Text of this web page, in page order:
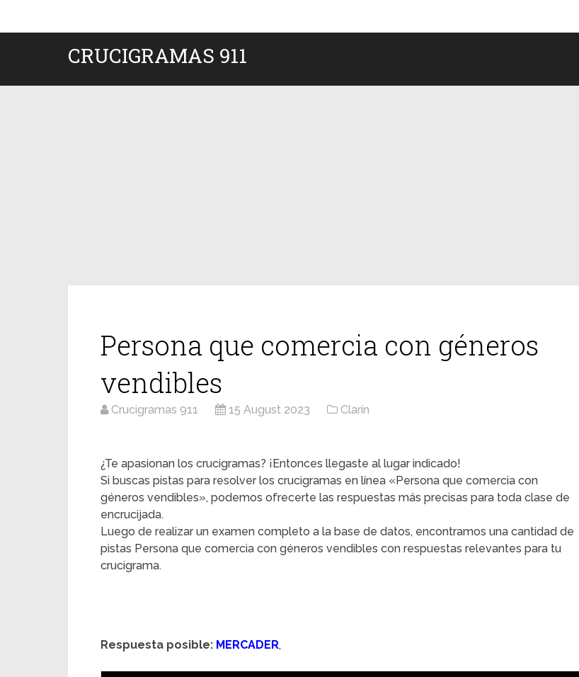
CRUCIGRAMAS 911
Persona que comercia con géneros
vendibles
Crucigramas 911 15 August 2023 Clarín
¿Te apasionan los crucigramas? ¡Entonces llegaste al lugar indicado!
Si buscas pistas para resolver los crucigramas en línea «Persona que comercia con
géneros vendibles», podemos ofrecerte las respuestas más precisas para toda clase de
encrucijada.
Luego de realizar un examen completo a la base de datos, encontramos una cantidad de
pistas Persona que comercia con géneros vendibles con respuestas relevantes para tu
crucigrama.
Respuesta posible: MERCADER,